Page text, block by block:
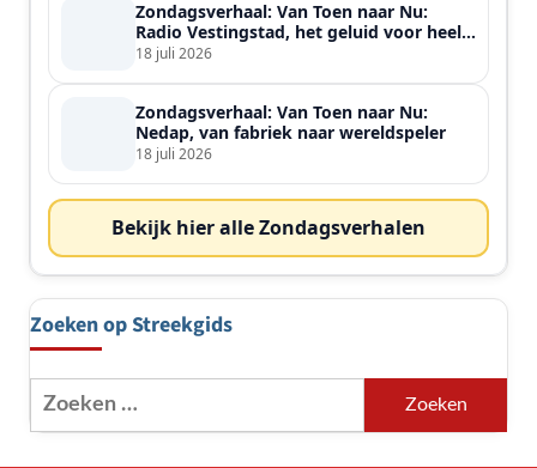
Zondagsverhaal: Van Toen naar Nu:
Radio Vestingstad, het geluid voor heel
de streek
18 juli 2026
Zondagsverhaal: Van Toen naar Nu:
Nedap, van fabriek naar wereldspeler
18 juli 2026
Bekijk hier alle Zondagsverhalen
Zoeken op Streekgids
Zoeken
naar: